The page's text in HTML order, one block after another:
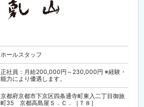
ホールスタッフ
正社員：月給200,000円～230,000円 ※経験・
能力により優遇します。
京都府京都市下京区四条通寺町東入二丁目御旅
町35 京都高島屋Ｓ．Ｃ．［Ｔ８］